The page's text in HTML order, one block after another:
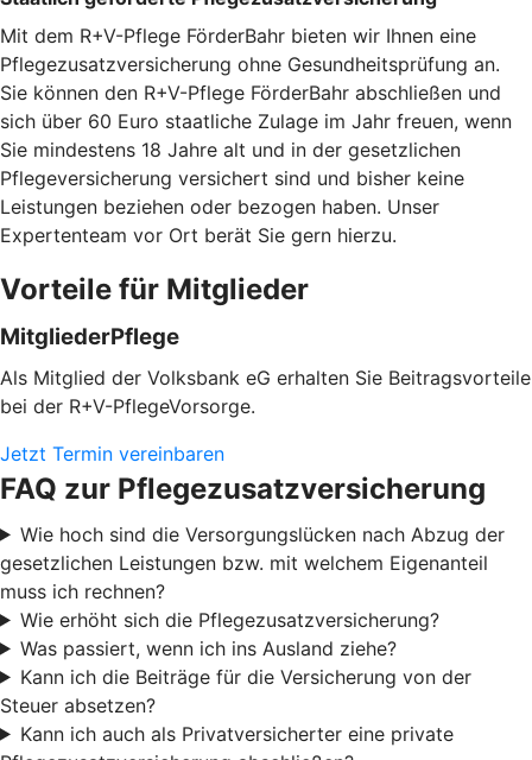
Mit dem R+V-Pflege FörderBahr bieten wir Ihnen eine
Pflegezusatzversicherung ohne Gesundheitsprüfung an.
Sie können den R+V-Pflege FörderBahr abschließen und
sich über 60 Euro staatliche Zulage im Jahr freuen, wenn
Sie mindestens 18 Jahre alt und in der gesetzlichen
Pflegeversicherung versichert sind und bisher keine
Leistungen beziehen oder bezogen haben. Unser
Expertenteam vor Ort berät Sie gern hierzu.
Vorteile für Mitglieder
MitgliederPflege
Als Mitglied der Volksbank eG erhalten Sie Beitragsvorteile
bei der R+V-PflegeVorsorge.
Jetzt Termin vereinbaren
FAQ zur Pflegezusatzversicherung
Wie hoch sind die Versorgungslücken nach Abzug der
gesetzlichen Leistungen bzw. mit welchem Eigenanteil
muss ich rechnen?
Wie erhöht sich die Pflegezusatzversicherung?
Was passiert, wenn ich ins Ausland ziehe?
Kann ich die Beiträge für die Versicherung von der
Steuer absetzen?
Kann ich auch als Privatversicherter eine private